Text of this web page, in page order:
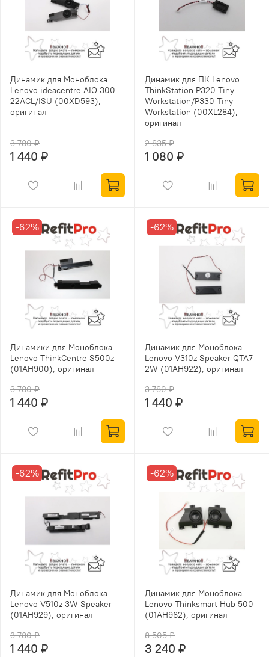
Динамик для Моноблока
Lenovo ideacentre AIO 300-
22ACL/ISU (00XD593),
оригинал
3 780 ₽
1 440 ₽
Динамик для ПК Lenovo
ThinkStation P320 Tiny
Workstation/P330 Tiny
Workstation (00XL284),
оригинал
2 835 ₽
1 080 ₽
-62%
Динамики для Моноблока
Lenovo ThinkCentre S500z
(01AH900), оригинал
3 780 ₽
1 440 ₽
-62%
Динамик для Моноблока
Lenovo V310z Speaker QTA7
2W (01AH922), оригинал
3 780 ₽
1 440 ₽
-62%
Динамик для Моноблока
Lenovo V510z 3W Speaker
(01AH929), оригинал
3 780 ₽
1 440 ₽
-62%
Динамик для Моноблока
Lenovo Thinksmart Hub 500
(01AH962), оригинал
8 505 ₽
3 240 ₽